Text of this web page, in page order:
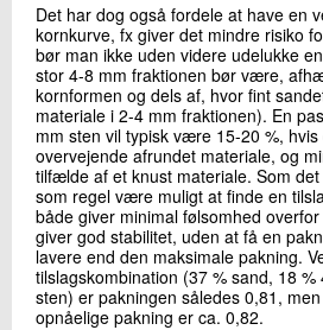
Det har dog også fordele at have en
kornkurve, fx giver det mindre risiko
bør man ikke uden videre udelukke
stor 4-8 mm fraktionen bør være,
kornformen og dels af, hvor fint
materiale i 2-4 mm fraktionen). En
mm sten vil typisk være 15-20 %,
overvejende afrundet materiale, og
tilfælde af et knust materiale. Som
som regel være muligt at finde en
både giver minimal følsomhed
giver god stabilitet, uden at få en
lavere end den maksimale pakning.
tilslagskombination (37 % sand, 18
sten) er pakningen således 0,81,
opnåelige pakning er ca. 0,82.